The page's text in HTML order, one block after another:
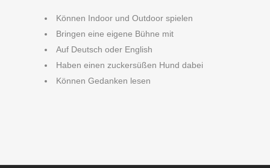
Können Indoor und Outdoor spielen
Bringen eine eigene Bühne mit
Auf Deutsch oder English
Haben einen zuckersüßen Hund dabei
Können Gedanken lesen